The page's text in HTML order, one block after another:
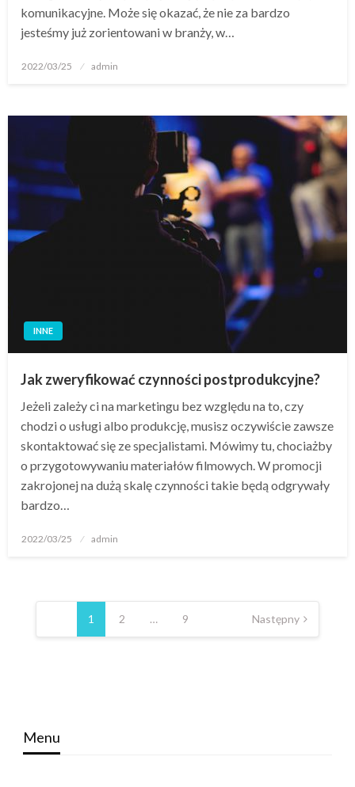
komunikacyjne. Może się okazać, że nie za bardzo
jesteśmy już zorientowani w branży, w…
Opublikowane
2022/03/25 admin
INNE
Jak zweryfikować czynności postprodukcyjne?
Jeżeli zależy ci na marketingu bez względu na to, czy
chodzi o usługi albo produkcję, musisz oczywiście zawsze
skontaktować się ze specjalistami. Mówimy tu, chociażby
o przygotowywaniu materiałów filmowych. W promocji
zakrojonej na dużą skalę czynności takie będą odgrywały
bardzo…
Opublikowane
2022/03/25 admin
Stronicowanie
wpisów1 2 … 9 Następny
Menu